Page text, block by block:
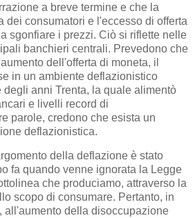
a breve termine e che la
dei consumatori e l'eccesso di offerta
sgonfiare i prezzi. Ciò si riflette nelle
banchieri centrali. Prevedono che
dell'offerta di moneta, il
in un ambiente deflazionistico
degli anni Trenta, la quale alimentò
e livelli record di
parole, credono che esista un
deflazionistica.
della deflazione è stato
fa quando venne ignorata la Legge
che produciamo, attraverso la
scopo di consumare. Pertanto, in
all'aumento della disoccupazione